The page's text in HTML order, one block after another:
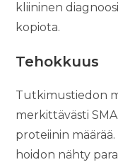
kliininen
kopiota.
Tehokkuus
Tutkimustiedon
merkittävästi
proteiinin
hoidon nähty